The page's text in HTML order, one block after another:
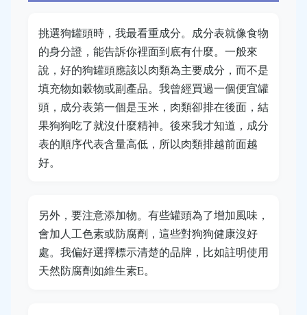
挑選狗罐頭時，我最看重成分。成分表就像食物
的身分證，能告訴你裡面到底有什麼。一般來
說，好的狗罐頭應該以肉類為主要成分，而不是
填充物如穀物或副產品。我曾經買過一個便宜罐
頭，成分表第一個是玉米，肉類卻排在後面，結
果狗狗吃了就沒什麼精神。後來我才知道，成分
表的順序代表含量高低，所以肉類排越前面越
好。
另外，要注意添加物。有些罐頭為了增加風味，
會加人工色素或防腐劑，這些對狗狗健康沒好
處。我偏好選擇標示清楚的品牌，比如註明使用
天然防腐劑如維生素E。